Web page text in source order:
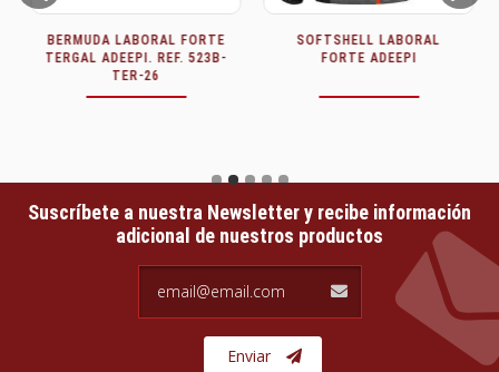
BERMUDA LABORAL FORTE
TERGAL ADEEPI. REF. 523B-
TER-26
SOFTSHELL LABORAL
FORTE ADEEPI
Suscríbete a nuestra Newsletter y recibe información
adicional de nuestros productos
Enviar